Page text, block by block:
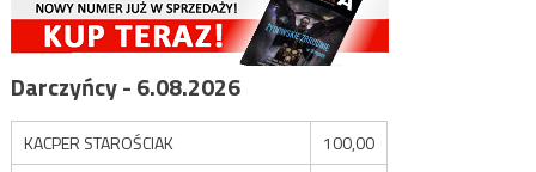
Darczyńcy - 6.08.2026
KACPER STAROŚCIAK
100,00